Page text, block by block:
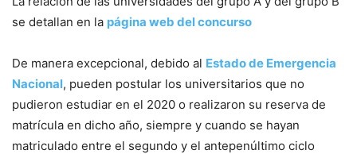
se detallan en la página web del concurso
De manera excepcional, debido al Estado de Emergencia
Nacional, pueden postular los universitarios que no
pudieron estudiar en el 2020 o realizaron su reserva de
matrícula en dicho año, siempre y cuando se hayan
matriculado entre el segundo y el antepenúltimo ciclo